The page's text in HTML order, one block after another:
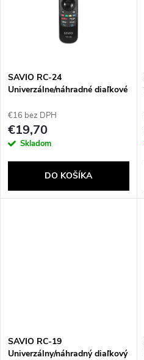
o
v
v
SAVIO RC-24
Univerzálne/náhradné diaľkové
TV
€16 bez DPH
€19,70
Skladom
DO KOŠÍKA
SAVIO RC-19
Univerzálny/náhradný diaľkový